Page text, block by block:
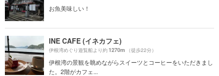
お魚美味しい！
INE CAFE (イネカフェ)
伊根湾めぐり遊覧船より約1270m （徒歩22分）
伊根湾の景観を眺めながらスイーツとコーヒーをいただきまし
た。2階がカフェ...